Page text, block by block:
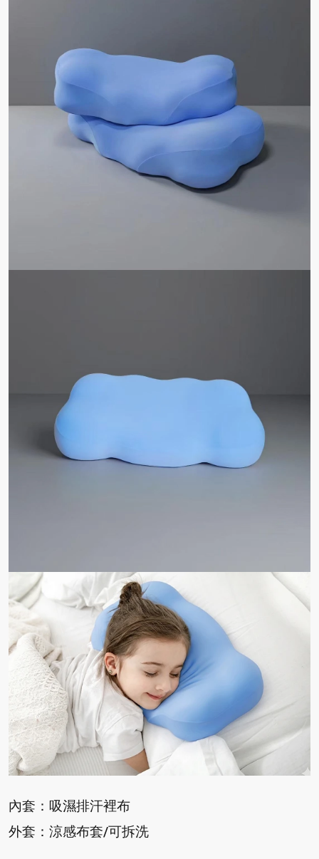
內套：吸濕排汗裡布
外套：涼感布套/可拆洗